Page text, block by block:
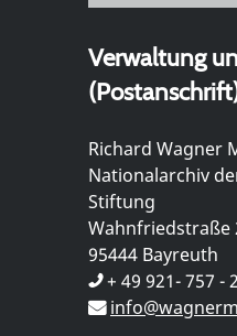
Verwaltung
Richard Wagner
Nationalarchiv
Stiftung
Wahnfriedstraße
95444 Bayreuth
+ 49 921- 757 -